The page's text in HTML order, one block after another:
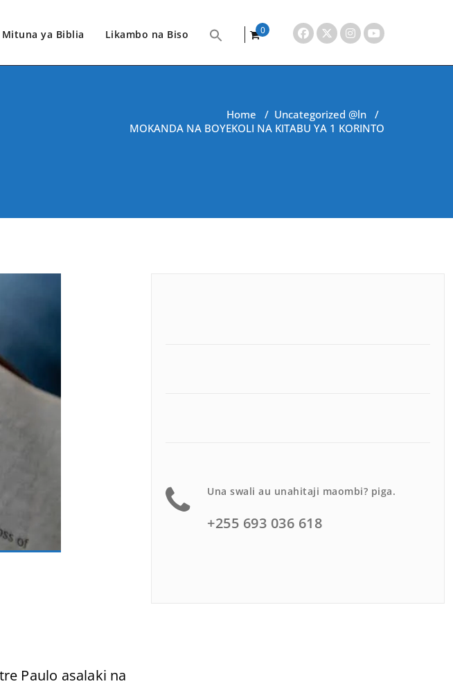
Mituna ya Biblia Likambo na Biso
0
Home / Uncategorized @ln /
MOKANDA NA BOYEKOLI NA KITABU YA 1 KORINTO
Paulo asalaki na
Una swali au unahitaji maombi? piga.
+255 693 036 618